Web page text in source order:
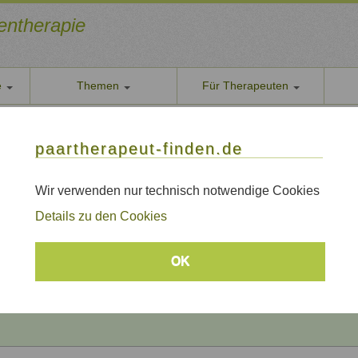
paartherapeut-finden.de
Wir verwenden nur technisch notwendige Cookies
Details zu den Cookies
OK
Themen Für Therapeuten
Wir
Themen Qualität
/ Paartherapie Erfurt
/ Paartherapie Erfurt
Beratungsthemen